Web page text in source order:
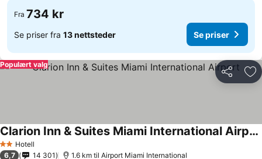
Fra 734 kr
Se priser fra 13 nettsteder Se priser
Del
Populært valg
2 Stjerner
Hotell
Clarion Inn & Suites Miami International Airport
6,7 14 301 1.6 km til Airport Miami International